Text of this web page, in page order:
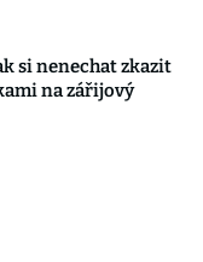
si nenechat zkazit
na zářijový